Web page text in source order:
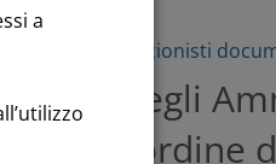
Assemblea azionisti
degli
all’ordine
a